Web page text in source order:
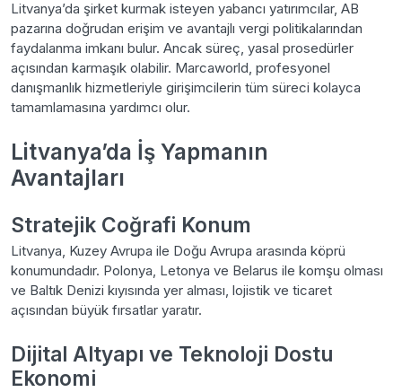
Litvanya’da şirket kurmak isteyen yabancı yatırımcılar, AB
pazarına doğrudan erişim ve avantajlı vergi politikalarından
faydalanma imkanı bulur. Ancak süreç, yasal prosedürler
açısından karmaşık olabilir. Marcaworld, profesyonel
danışmanlık hizmetleriyle girişimcilerin tüm süreci kolayca
tamamlamasına yardımcı olur.
Litvanya’da İş Yapmanın
Avantajları
Stratejik Coğrafi Konum
Litvanya, Kuzey Avrupa ile Doğu Avrupa arasında köprü
konumundadır. Polonya, Letonya ve Belarus ile komşu olması
ve Baltık Denizi kıyısında yer alması, lojistik ve ticaret
açısından büyük fırsatlar yaratır.
Dijital Altyapı ve Teknoloji Dostu
Ekonomi